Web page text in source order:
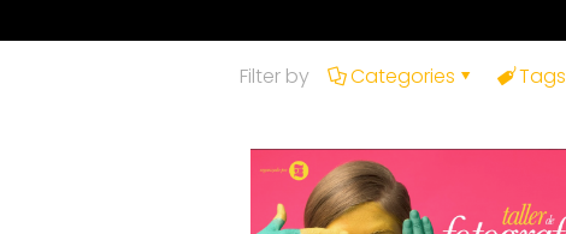
Filter by Categories Tags